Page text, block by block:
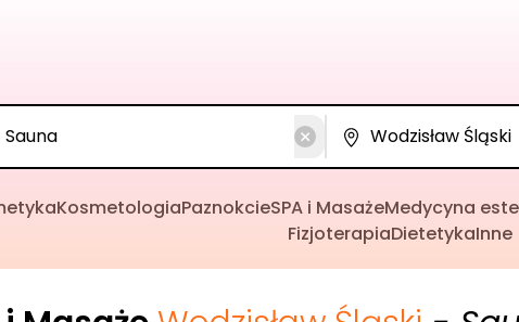
KosmetologiaPaznokcieSPA i MasażeMedycyna
FizjoterapiaDietetykaInne